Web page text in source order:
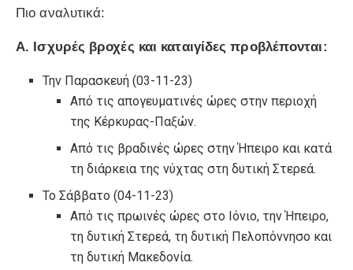
Πιο αναλυτικά:
Α. Ισχυρές βροχές και καταιγίδες προβλέπονται:
Την Παρασκευή (03-11-23)
Από τις απογευματινές ώρες στην περιοχή
της Κέρκυρας-Παξών.
Από τις βραδινές ώρες στην Ήπειρο και κατά
τη διάρκεια της νύχτας στη δυτική Στερεά.
Το Σάββατο (04-11-23)
Από τις πρωινές ώρες στο Ιόνιο, την Ήπειρο,
τη δυτική Στερεά, τη δυτική Πελοπόννησο και
τη δυτική Μακεδονία.